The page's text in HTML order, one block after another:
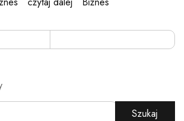
Szukaj